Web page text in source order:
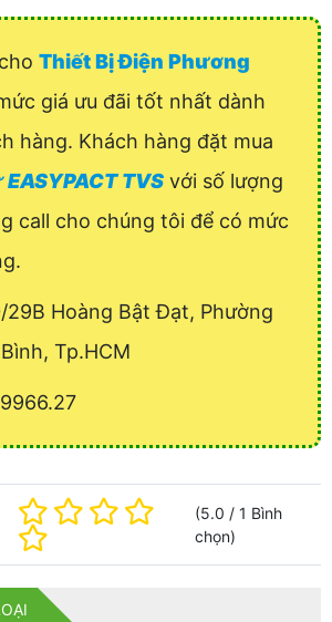
Thiết Bị Điện Phương
giá ưu đãi tốt nhất dành
hàng. Khách hàng đặt mua
TVS với số lượng
call cho chúng tôi để có mức
29B Hoàng Bật Đạt, Phường
Tp.HCM
(5.0 /1 Bình
chọn)